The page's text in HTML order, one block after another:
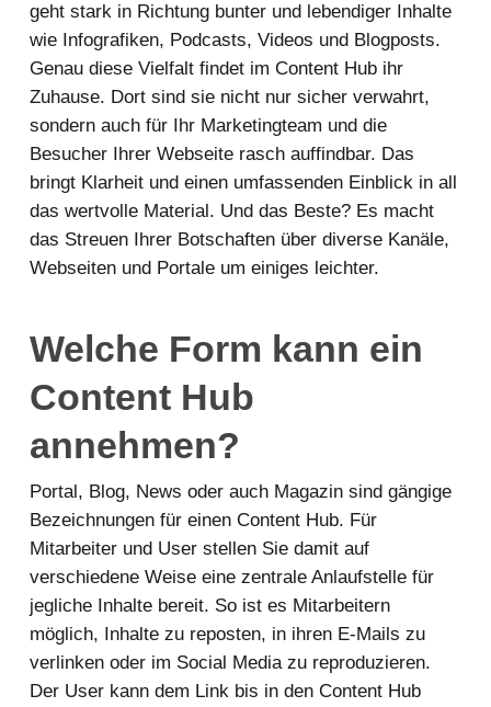
geht stark in Richtung bunter und lebendiger Inhalte
wie Infografiken, Podcasts, Videos und Blogposts.
Genau diese Vielfalt findet im Content Hub ihr
Zuhause. Dort sind sie nicht nur sicher verwahrt,
sondern auch für Ihr Marketingteam und die
Besucher Ihrer Webseite rasch auffindbar. Das
bringt Klarheit und einen umfassenden Einblick in all
das wertvolle Material. Und das Beste? Es macht
das Streuen Ihrer Botschaften über diverse Kanäle,
Webseiten und Portale um einiges leichter.
Welche Form kann ein
Content Hub
annehmen?
Portal, Blog, News oder auch Magazin sind gängige
Bezeichnungen für einen Content Hub. Für
Mitarbeiter und User stellen Sie damit auf
verschiedene Weise eine zentrale Anlaufstelle für
jegliche Inhalte bereit. So ist es Mitarbeitern
möglich, Inhalte zu reposten, in ihren E-Mails zu
verlinken oder im Social Media zu reproduzieren.
Der User kann dem Link bis in den Content Hub